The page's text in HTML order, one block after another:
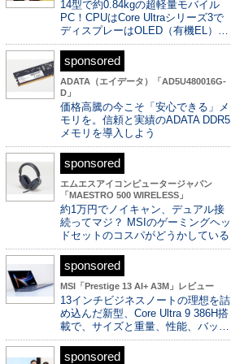
14型で約0.84kgの超軽量モバイル
PC！CPUはCore Ultraシリーズ3で
ディスプレーはOLED（有機EL）…
sponsored
ADATA（エイデータ）「AD5U480016G-
D」
価格高騰の今こそ「安心できる」メ
モリを。信頼と実績のADATA DDR5
メモリを導入しよう
sponsored
エムエスアイコンピュータージャパン
「MAESTRO 500 WIRELESS」
約1万円でノイキャン、デュアル接
続ってマジ？ MSIのゲーミングヘッ
ドセットのコスパがどうかしている
sponsored
MSI「Prestige 13 AI+ A3M」レビュー
13インチビジネスノートの理想を詰
め込んだ新型、Core Ultra 9 386H搭
載で、サイズと重量、性能、バッ…
sponsored